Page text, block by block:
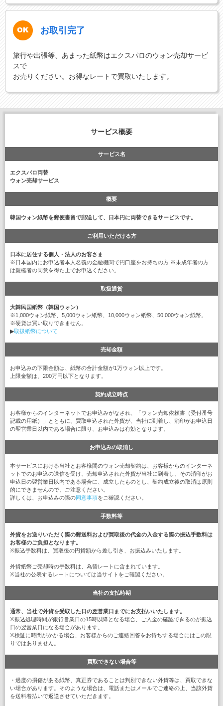
お取引完了
旅行や出張等、あまった紙幣はエクスパロのウォン売却サービ
スで
お売りください。お得なレートで買取いたします。
サービス概要
サービス名
エクスパロ両替
ウォン売却サービス
概要
韓国ウォン紙幣を郵便書留で郵送して、日本円に両替できるサービスです。
ご利用いただける方
日本に居住する個人・法人のお客さま
※日本国内にお申込者本人名義の金融機関で円口座をお持ちの方 ※未成年者の方
は親権者の同意を得た上でお申込ください。
取扱通貨
大韓民国紙幣（韓国ウォン）
※1,000ウォン紙幣、5,000ウォン紙幣、10,000ウォン紙幣、50,000ウォン紙幣。
※硬貨は買い取りできません。
▶取扱紙幣について
売却金額
お申込みの下限金額は、紙幣の合計金額が1万ウォン以上です。
上限金額は、200万円以下となります。
契約成立時点
お客様からのインターネットでお申込みがなされ、「ウォン売却依頼書（受付番号
記載の用紙）」とともに、買取申込された外貨が、当社に到着し、消印がお申込日
の翌営業日以内である場合に限り、お申込みは有効となります。
お申込みの取消し
本サービスにおける当社とお客様間のウォン売却契約は、お客様からのインターネ
ットでのお申込の送信を受け、売却申込された外貨が当社に到着し、その消印がお
申込日の翌営業日以内である場合に、成立したものとし、契約成立後の取消は原則
的にできませんので、ご注意ください。
詳しくは、お申込みの際の同意事項をご確認ください。
手数料等
外貨をお送りいただく際の郵送料および買取後の代金の入金する際の振込手数料は
お客様のご負担となります。
※振込手数料は、買取後の円貨額から差し引き、お振込みいたします。
外貨紙幣ご売却時の手数料は、為替レートに含まれています。
※当社の公表するレートについては当サイトをご確認ください。
当社の支払時期
通常、当社で外貨を受取した日の翌営業日までにお支払いいたします。
※振込処理時間が銀行営業日の15時以降となる場合、ご入金の確認できるのが振込
日の翌営業日になる場合があります。
※検証に時間がかかる場合、お客様からのご連絡回答をお待ちする場合にはこの限
りではありません。
買取できない場合等
・過度の損傷がある紙幣、真正券であることは判別できない外貨等は、買取できな
い場合があります。そのような場合は、電話またはメールでご連絡の上、当該外貨
を送料着払いで返送させていただきます。